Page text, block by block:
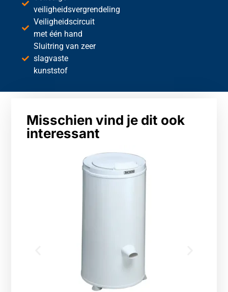
veiligheidsvergrendeling
Veiligheidscircuit
met één hand
Sluitring van zeer
slagvaste
kunststof
Misschien vind je dit ook
interessant